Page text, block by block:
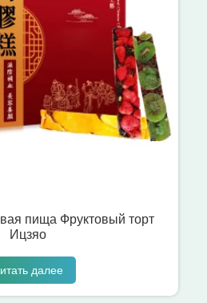
пища Фруктовый торт
Ицзяо
далее